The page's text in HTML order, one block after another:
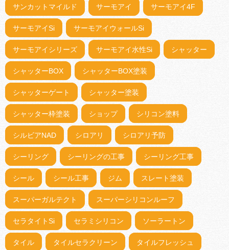
サンカットマイルド サーモアイ サーモアイ4F
サーモアイSi サーモアイウォールSi
サーモアイシリーズ サーモアイ水性Si シャッター
シャッターBOX シャッターBOX塗装
シャッターゲート シャッター塗装
シャッター枠塗装 ショップ シリコン塗料
シルビアNAD シロアリ シロアリ予防
シーリング シーリングの工事 シーリング工事
シール シール工事 ジム スレート塗装
スーパーガルテクト スーパーシリコンルーフ
セラタイトSi セラミシリコン ソーラートン
タイル タイルセラクリーン タイルフレッシュ